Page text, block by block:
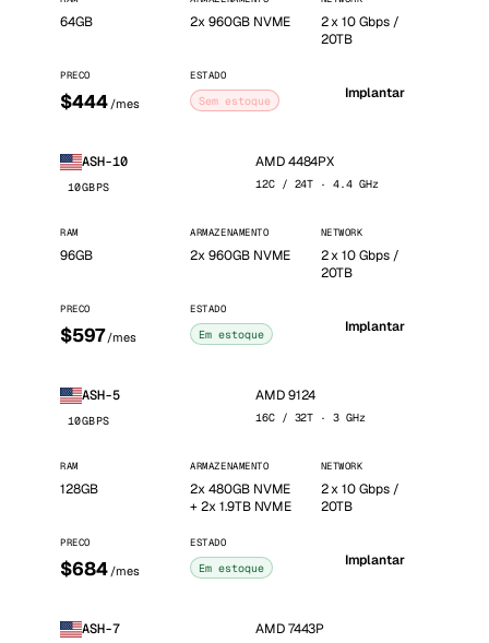
64GB 2x 960GB NVME
2 x 10 Gbps /
20TB
PRECO
$444 /mes
ESTADO
Sem estoque Implantar
ASH-10
10GBPS
AMD 4484PX
12C / 24T · 4.4 GHz
RAM
96GB
ARMAZENAMENTO
2x 960GB NVME
NETWORK
2 x 10 Gbps /
20TB
PRECO
$597 /mes
ESTADO
Em estoque Implantar
ASH-5
10GBPS
AMD 9124
16C / 32T · 3 GHz
RAM
128GB
ARMAZENAMENTO
2x 480GB NVME
+ 2x 1.9TB NVME
NETWORK
2 x 10 Gbps /
20TB
PRECO
$684 /mes
ESTADO
Em estoque Implantar
ASH-7 AMD 7443P